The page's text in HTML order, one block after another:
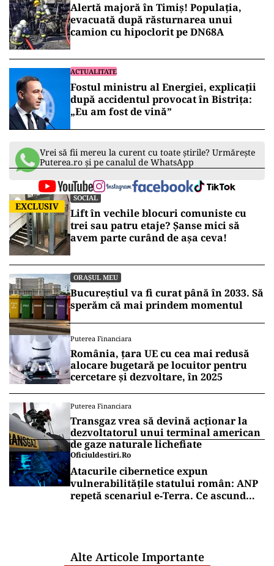
Alertă majoră în Timiș! Populația,
evacuată după răsturnarea unui
camion cu hipoclorit pe DN68A
ACTUALITATE
Fostul ministru al Energiei, explicații
după accidentul provocat în Bistrița:
„Eu am fost de vină”
Vrei să fii mereu la curent cu toate știrile? Urmărește
Puterea.ro și pe canalul de WhatsApp
EXCLUSIV
SOCIAL
Lift în vechile blocuri comuniste cu
trei sau patru etaje? Șanse mici să
avem parte curând de așa ceva!
ORAȘUL MEU
Bucureștiul va fi curat până în 2033. Să
sperăm că mai prindem momentul
Puterea Financiara
România, țara UE cu cea mai redusă
alocare bugetară pe locuitor pentru
cercetare și dezvoltare, în 2025
Puterea Financiara
Transgaz vrea să devină acționar la
dezvoltatorul unui terminal american
de gaze naturale lichefiate
Oficiuldestiri.ro
Atacurile cibernetice expun
vulnerabilitățile statului român: ANP
repetă scenariul e‑Terra. Ce ascund
Alte Articole Importante